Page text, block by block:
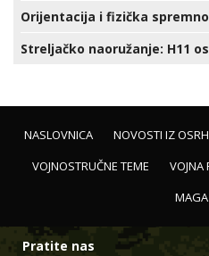
Orijentacija i fizička
Streljačko naoružanje: H11
NASLOVNICA NOVOSTI IZ OSRH
VOJNOSTRUČNE TEME
VOJNA
Pratite nas